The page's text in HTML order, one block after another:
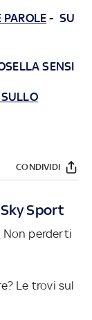
PAROLE -SU
SENSI
CONDIVIDI
Sport
Non perderti
Le trovi sul